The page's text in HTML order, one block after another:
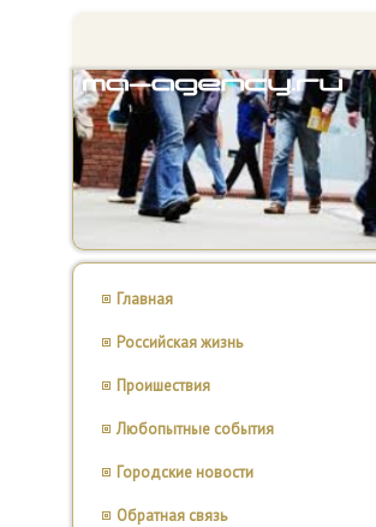
Главная
Российская жизнь
Проишествия
Любопытные события
Городские новости
Обратная связь